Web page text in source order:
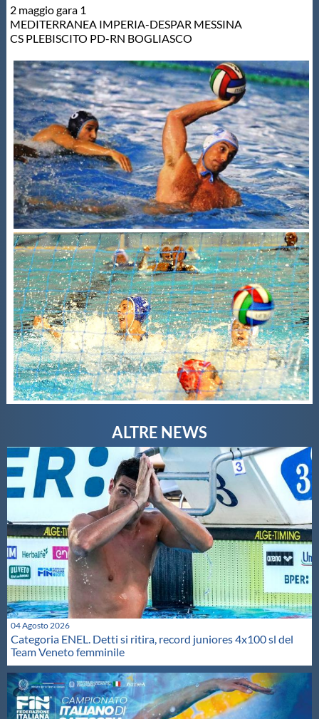
2 maggio gara 1
MEDITERRANEA IMPERIA-DESPAR MESSINA
CS PLEBISCITO PD-RN BOGLIASCO
04 Agosto 2026
Categoria ENEL. Detti si ritira, record juniores 4x100 sl del
Team Veneto femminile